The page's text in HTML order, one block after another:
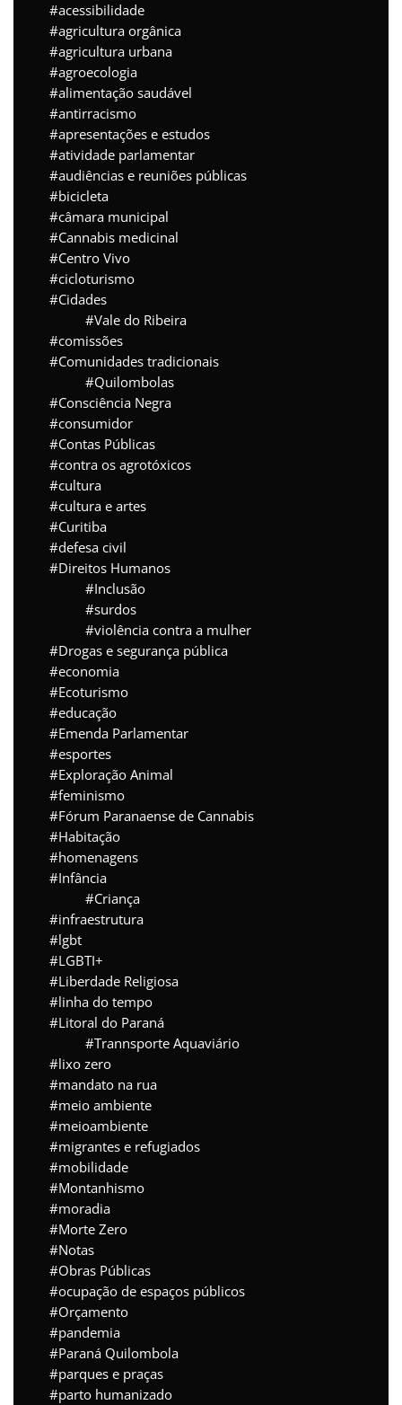
acessibilidade
agricultura orgânica
agricultura urbana
agroecologia
alimentação saudável
antirracismo
apresentações e estudos
atividade parlamentar
audiências e reuniões públicas
bicicleta
câmara municipal
Cannabis medicinal
Centro Vivo
cicloturismo
Cidades
Vale do Ribeira
comissões
Comunidades tradicionais
Quilombolas
Consciência Negra
consumidor
Contas Públicas
contra os agrotóxicos
cultura
cultura e artes
Curitiba
defesa civil
Direitos Humanos
Inclusão
surdos
violência contra a mulher
Drogas e segurança pública
economia
Ecoturismo
educação
Emenda Parlamentar
esportes
Exploração Animal
feminismo
Fórum Paranaense de Cannabis
Habitação
homenagens
Infância
Criança
infraestrutura
lgbt
LGBTI+
Liberdade Religiosa
linha do tempo
Litoral do Paraná
Trannsporte Aquaviário
lixo zero
mandato na rua
meio ambiente
meioambiente
migrantes e refugiados
mobilidade
Montanhismo
moradia
Morte Zero
Notas
Obras Públicas
ocupação de espaços públicos
Orçamento
pandemia
Paraná Quilombola
parques e praças
parto humanizado